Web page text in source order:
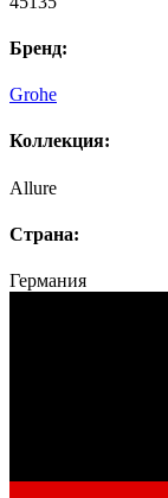
Бренд:
Grohe
Коллекция:
Allure
Страна:
Германия